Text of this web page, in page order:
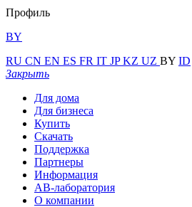
Профиль
BY
RU CN EN ES FR IT JPKZ UZ BY ID
Закрыть
Для дома
Для бизнеса
Купить
Скачать
Поддержка
Партнеры
Информация
АВ-лаборатория
О компании